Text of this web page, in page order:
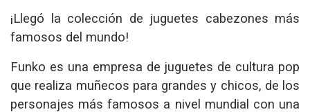
¡Llegó la colección de juguetes cabezones más
famosos del mundo!
Funko es una empresa de juguetes de cultura pop
que realiza muñecos para grandes y chicos, de los
personajes más famosos a nivel mundial con una